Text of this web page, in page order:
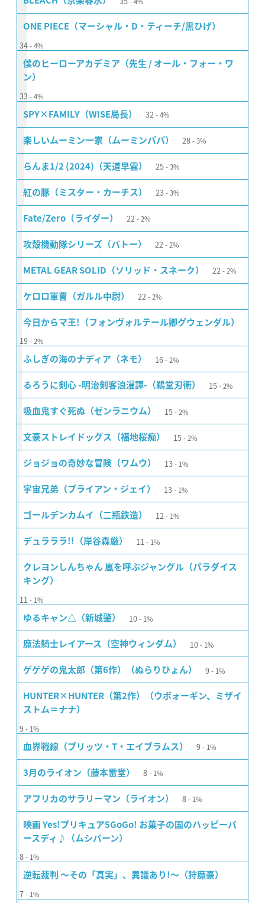
ONE PIECE（マーシャル・D・ティーチ/黒ひげ）
34 4%
僕のヒーローアカデミア（先生 / オール・フォー・ワ
ン）
33 4%
SPY×FAMILY（WISE局長） 32 4%
楽しいムーミン一家（ムーミンパパ） 28 3%
らんま1/2 (2024)（天道早雲） 25 3%
紅の豚（ミスター・カーチス） 23 3%
Fate/Zero（ライダー） 22 2%
攻殻機動隊シリーズ（バトー） 22 2%
METAL GEAR SOLID（ソリッド・スネーク） 22 2%
ケロロ軍曹（ガルル中尉） 22 2%
今日からマ王!（フォンヴォルテール卿グウェンダル）
19 2%
ふしぎの海のナディア（ネモ） 16 2%
るろうに剣心 -明治剣客浪漫譚-（鵜堂刃衛） 15 2%
吸血鬼すぐ死ぬ（ゼンラニウム） 15 2%
文豪ストレイドッグス（福地桜痴） 15 2%
ジョジョの奇妙な冒険（ワムウ） 13 1%
宇宙兄弟（ブライアン・ジェイ） 13 1%
ゴールデンカムイ（二瓶鉄造） 12 1%
デュラララ!!（岸谷森厳） 11 1%
クレヨンしんちゃん 嵐を呼ぶジャングル（パラダイス
キング）
11 1%
ゆるキャン△（新城肇） 10 1%
魔法騎士レイアース（空神ウィンダム） 10 1%
ゲゲゲの鬼太郎（第6作）（ぬらりひょん） 9 1%
HUNTER×HUNTER（第2作）（ウボォーギン、ミザイ
ストム＝ナナ）
9 1%
血界戦線（ブリッツ・T・エイブラムス） 9 1%
3月のライオン（藤本雷堂） 8 1%
アフリカのサラリーマン（ライオン） 8 1%
映画 Yes!プリキュア5GoGo! お菓子の国のハッピーバ
ースディ♪（ムシバーン）
8 1%
逆転裁判 〜その「真実」、異議あり!〜（狩魔豪）
7 1%